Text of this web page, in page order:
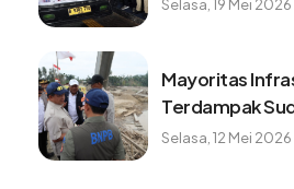
Selasa, 19 Mei 2026
Mayoritas
Terdampak
Konektivitas
Selasa, 12 Mei 2026